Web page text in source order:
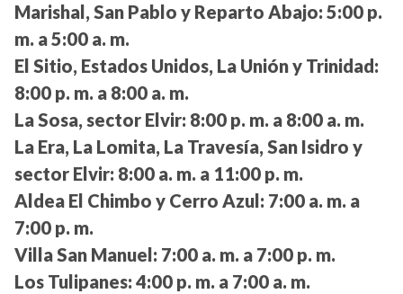
Marishal, San Pablo y Reparto Abajo: 5:00 p.
m. a 5:00 a. m.
El Sitio, Estados Unidos, La Unión y Trinidad:
8:00 p. m. a 8:00 a. m.
La Sosa, sector Elvir: 8:00 p. m. a 8:00 a. m.
La Era, La Lomita, La Travesía, San Isidro y
sector Elvir: 8:00 a. m. a 11:00 p. m.
Aldea El Chimbo y Cerro Azul: 7:00 a. m. a
7:00 p. m.
Villa San Manuel: 7:00 a. m. a 7:00 p. m.
Los Tulipanes: 4:00 p. m. a 7:00 a. m.